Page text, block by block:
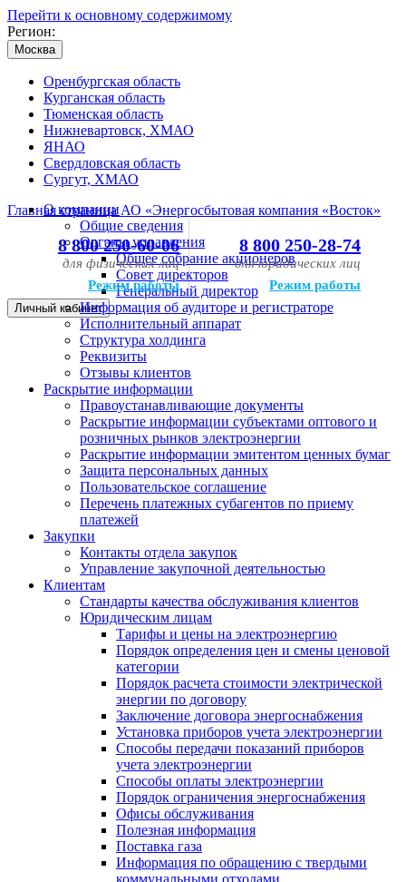
Перейти к основному содержимому
Регион:
Москва
Оренбургская область
Курганская область
Тюменская область
Нижневартовск, ХМАО
ЯНАО
Свердловская область
Сургут, ХМАО
Главная страница АО «Энергосбытовая компания «Восток»
8 800 250-60-06
для физических лиц
Режим работы
8 800 250-28-74
для юридических лиц
Режим работы
Личный кабинет
О компании
Общие сведения
Органы управления
Общее собрание акционеров
Совет директоров
Генеральный директор
Информация об аудиторе и регистраторе
Исполнительный аппарат
Структура холдинга
Реквизиты
Отзывы клиентов
Раскрытие информации
Правоустанавливающие документы
Раскрытие информации субъектами оптового и
розничных рынков электроэнергии
Раскрытие информации эмитентом ценных бумаг
Защита персональных данных
Пользовательское соглашение
Перечень платежных субагентов по приему
платежей
Закупки
Контакты отдела закупок
Управление закупочной деятельностью
Клиентам
Стандарты качества обслуживания клиентов
Юридическим лицам
Тарифы и цены на электроэнергию
Порядок определения цен и смены ценовой
категории
Порядок расчета стоимости электрической
энергии по договору
Заключение договора энергоснабжения
Установка приборов учета электроэнергии
Способы передачи показаний приборов
учета электроэнергии
Способы оплаты электроэнергии
Порядок ограничения энергоснабжения
Офисы обслуживания
Полезная информация
Поставка газа
Информация по обращению с твердыми
коммунальными отходами